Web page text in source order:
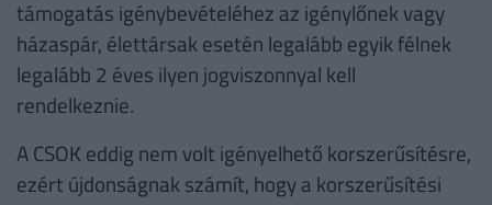
támogatás igénybevételéhez az igénylőnek vagy
házaspár, élettársak esetén legalább egyik félnek
legalább 2 éves ilyen jogviszonnyal kell
rendelkeznie.
A CSOK eddig nem volt igényelhető korszerűsítésre,
ezért újdonságnak számít, hogy a korszerűsítési